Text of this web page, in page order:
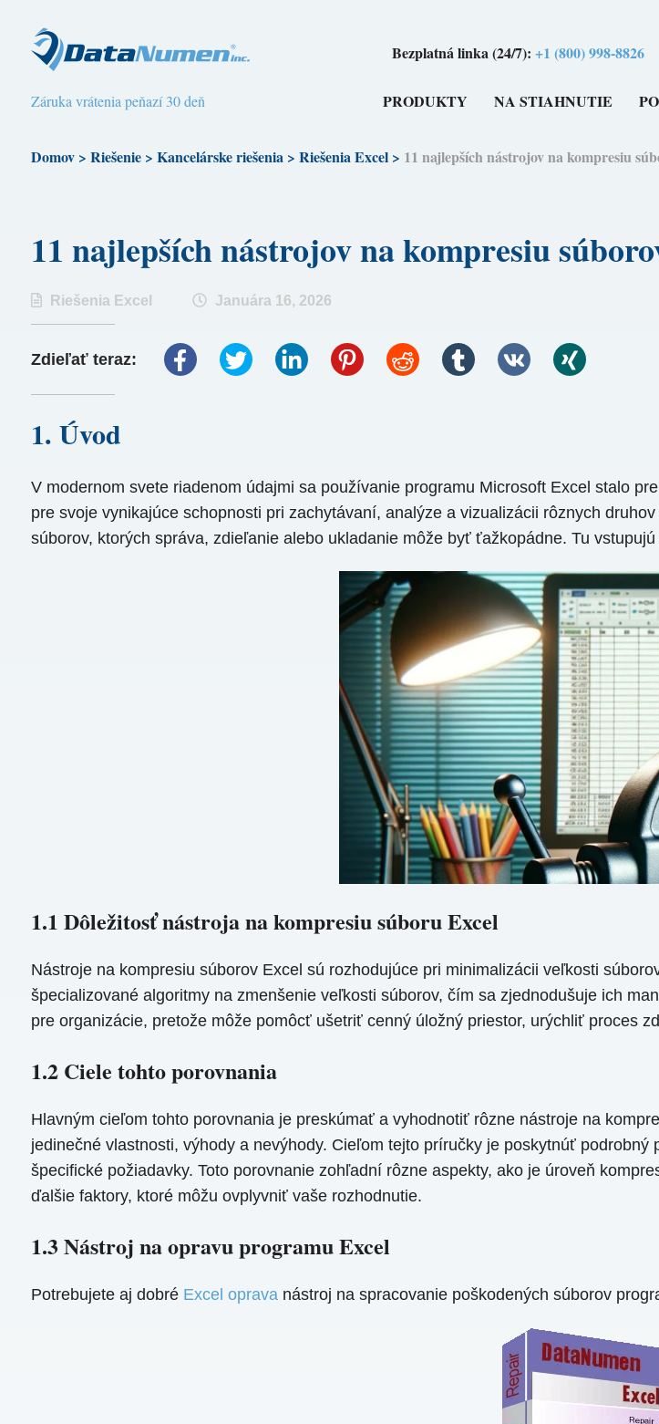
Bezplatná linka (24/7):+1 (800) 998-8826
Záruka vrátenia peňazí 30 deň PRODUKTY NA STIAHNUTIE
Domov> Riešenie> Kancelárske riešenia> Riešenia Excel> 11 najlepších nástrojov na kompresiu
11 najlepších nástrojov na kompresiu
Riešenia Excel Januára 16, 2026
Zdieľať teraz:
1. Úvod
V modernom svete riadenom údajmi sa používanie programu Microsoft Excel stalo
pre svoje vynikajúce schopnosti pri zachytávaní, analýze a vizualizácii rôznych
súborov, ktorých správa, zdieľanie alebo ukladanie môže byť ťažkopádne. Tu
1.1 Dôležitosť nástroja na kompresiu súboru Excel
Nástroje na kompresiu súborov Excel sú rozhodujúce pri minimalizácii veľkosti
špecializované algoritmy na zmenšenie veľkosti súborov, čím sa zjednodušuje ich
pre organizácie, pretože môže pomôcť ušetriť cenný úložný priestor, urýchliť proces
1.2 Ciele tohto porovnania
Hlavným cieľom tohto porovnania je preskúmať a vyhodnotiť rôzne nástroje na
jedinečné vlastnosti, výhody a nevýhody. Cieľom tejto príručky je poskytnúť
špecifické požiadavky. Toto porovnanie zohľadní rôzne aspekty, ako je úroveň
ďalšie faktory, ktoré môžu ovplyvniť vaše rozhodnutie.
1.3 Nástroj na opravu programu Excel
Potrebujete aj dobré Excel opravanástroj na spracovanie poškodených súborov